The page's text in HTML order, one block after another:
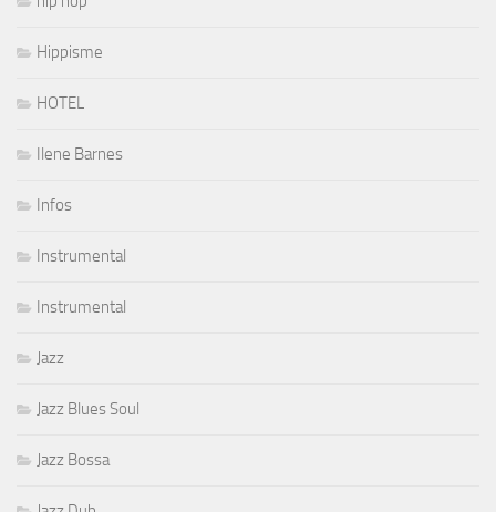
Hippisme
HOTEL
Ilene Barnes
Infos
Instrumental
Instrumental
Jazz
Jazz Blues Soul
Jazz Bossa